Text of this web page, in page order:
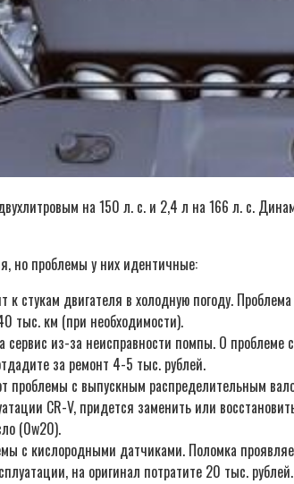
на 150 л. с. и 2,4 л на 166 л. с.
но проблемы у них идентичные:
к стукам двигателя в холодную погоду.
тыс. км (при необходимости).
из-за неисправности помпы. О
за ремонт 4-5 тыс. рублей.
проблемы с выпускным распределительным
CR-V, придется заменить или
(0w20).
с кислородными датчиками. Поломка
на оригинал потратите 20 тыс. рублей.